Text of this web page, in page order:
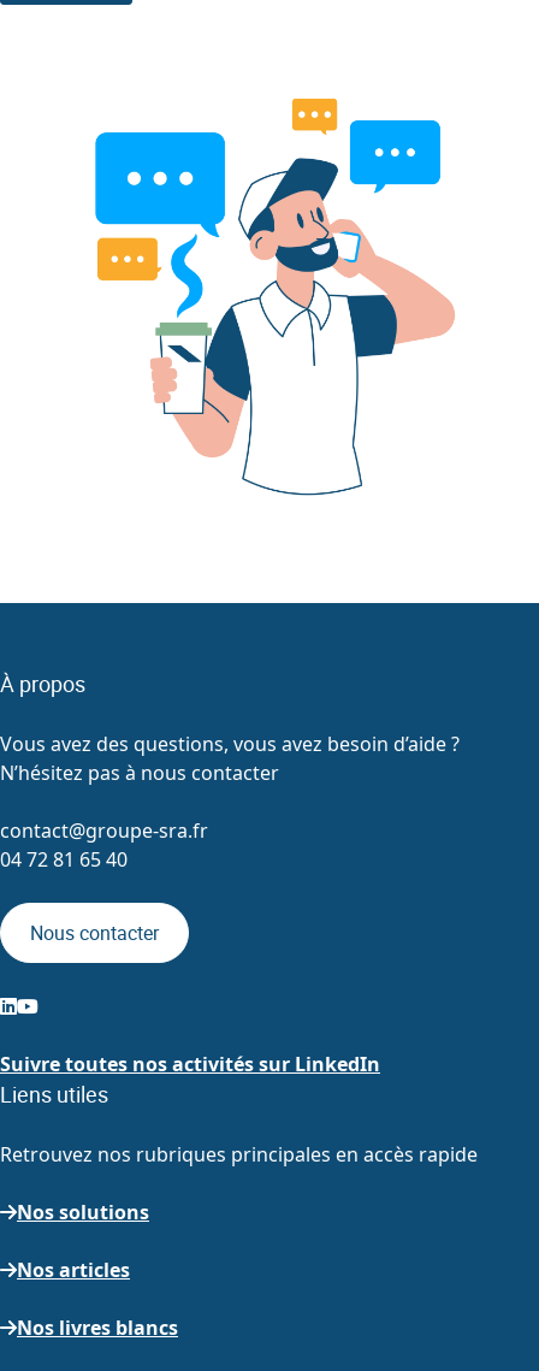
À propos
Vous avez des questions, vous avez besoin d’aide ?
N’hésitez pas à nous contacter
contact@groupe-sra.fr
04 72 81 65 40
Nous contacter
Suivre toutes nos activités sur LinkedIn
Liens utiles
Retrouvez nos rubriques principales en accès rapide
Nos solutions
Nos articles
Nos livres blancs